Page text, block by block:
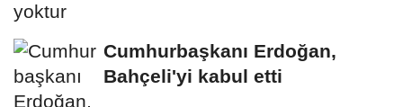
Cumhurbaşkanı Erdoğan,
Bahçeli'yi kabul etti